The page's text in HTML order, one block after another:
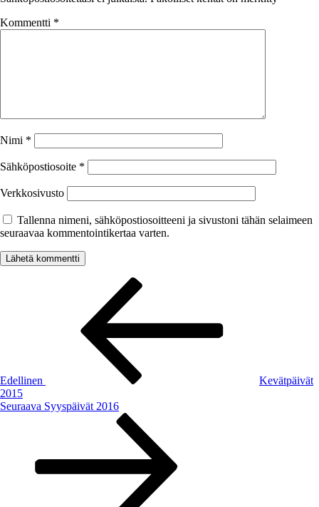
Kommentti *
Nimi *
Sähköpostiosoite *
Verkkosivusto
Tallenna nimeni, sähköpostiosoitteeni ja sivustoni tähän selaimeen
seuraavaa kommentointikertaa varten.
Edellinen
Kevätpäivät
2015
Seuraava
Seuraava Syyspäivät 2016